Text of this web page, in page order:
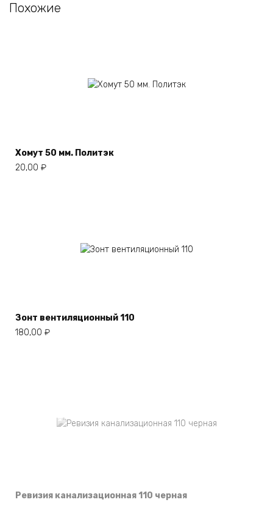
Похожие
Хомут 50 мм. Политэк
20,00 ₽
Зонт вентиляционный 110
180,00 ₽
Ревизия канализационная 110 черная